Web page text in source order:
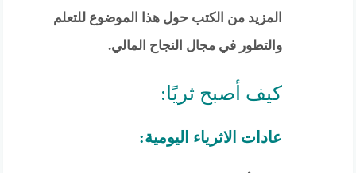
المزيد من الكتب حول هذا الموضوع للتعلم
والتطور في مجال النجاح المالي.
كيف أصبح ثريًا:
عادات الاثرياء اليومية: